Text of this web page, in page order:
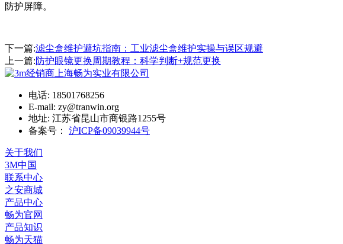
防护屏障。
下一篇:滤尘盒维护避坑指南：工业滤尘盒维护实操与误区规避
上一篇:防护眼镜更换周期教程：科学判断+规范更换
电话: 18501768256
E-mail: zy@tranwin.org
地址: 江苏省昆山市商银路1255号
备案号： 沪ICP备09039944号
关于我们
3M中国
联系中心
之安商城
产品中心
畅为官网
产品知识
畅为天猫